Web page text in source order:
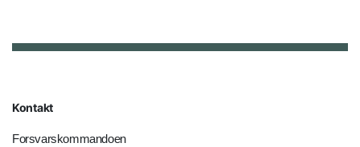
Kontakt
Forsvarskommandoen